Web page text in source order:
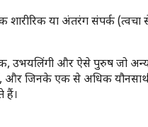
या अंतरंग संपर्क (त्वचा
उभयलिंगी और ऐसे पुरुष जो
और जिनके एक से अधिक
हैं।